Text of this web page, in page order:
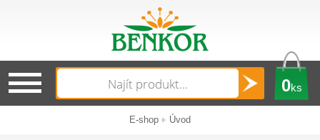
0ks
E-shop Úvod